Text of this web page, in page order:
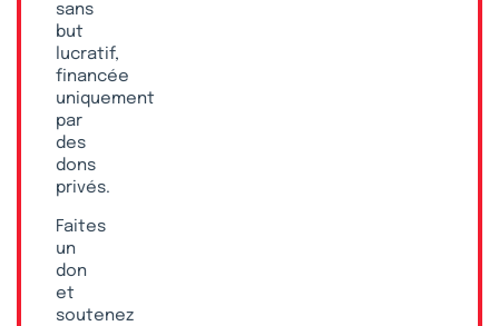
sans
but
lucratif,
financée
uniquement
par
des
dons
privés.
Faites
un
don
et
soutenez